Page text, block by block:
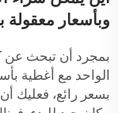
وبأسعار معقولة
بمجرد أن تبحث عن
الواحد مع أغطية
بسعر رائع، فعليك